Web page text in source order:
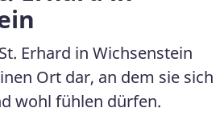
Erhard in Wichsenstein
Ort dar, an dem sie sich
wohl fühlen dürfen.